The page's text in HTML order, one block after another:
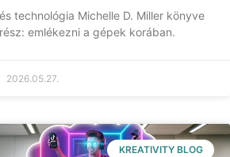
technológia Michelle D. Miller könyve
emlékezni a gépek korában.
2026.05.27.
KREATIVITY BLOG